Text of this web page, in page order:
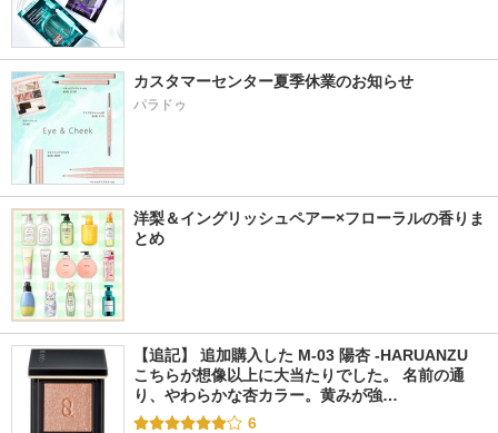
カスタマーセンター夏季休業のお知らせ
パラドゥ
洋梨＆イングリッシュペアー×フローラルの香りま
とめ
【追記】 追加購入した M-03 陽杏 -HARUANZU
こちらが想像以上に大当たりでした。 名前の通
り、やわらかな杏カラー。黄みが強…
6